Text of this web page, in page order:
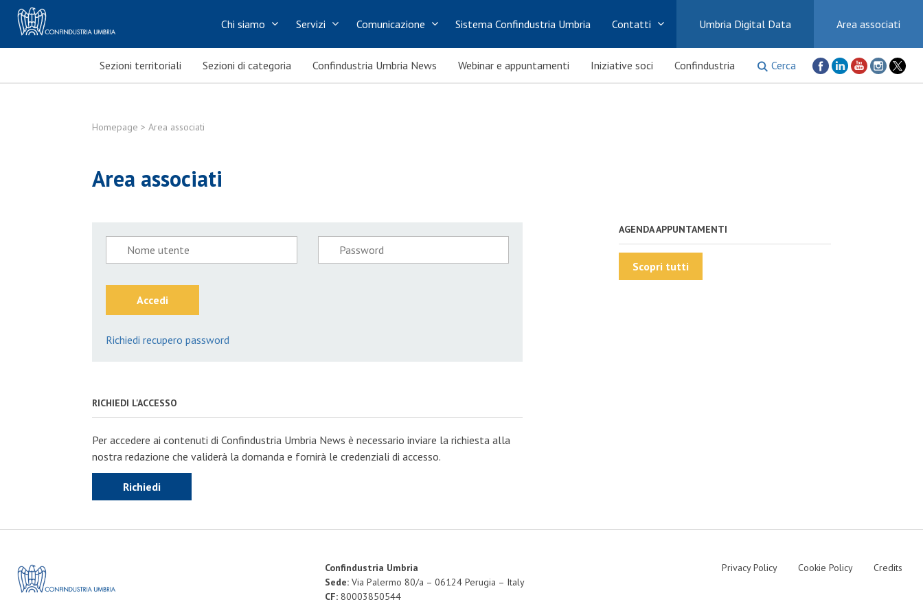
Chi siamo Servizi Comunicazione Sistema Confindustria Umbria Contatti Umbria Digital Data Area associati
Sezioni territoriali Sezioni di categoria Confindustria Umbria News Webinar e appuntamenti Iniziative soci Confindustria Cerca
Homepage > Area associati
Area associati
Accedi
Richiedi recupero password
RICHIEDI L'ACCESSO
Per accedere ai contenuti di Confindustria Umbria News è necessario inviare la richiesta alla
nostra redazione che validerà la domanda e fornirà le credenziali di accesso.
Richiedi
AGENDA APPUNTAMENTI
Scopri tutti
Confindustria Umbria
Sede: Via Palermo 80/a – 06124 Perugia – Italy
CF: 80003850544
Privacy Policy Cookie Policy Credits